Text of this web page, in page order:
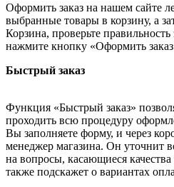
Оформить заказ на нашем сайте
выбранные товары в корзину, а
Корзина, проверьте
нажмите кнопку «Оформить
Быстрый заказ
Функция «Быстрый заказ»
проходить всю процедуру
Вы заполняете форму, и через
менеджер магазина. Он уточнит
на вопросы, касающиеся
также подскажет о вариантах